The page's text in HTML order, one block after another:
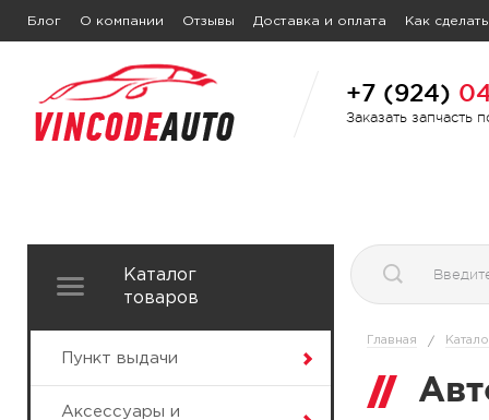
Блог О компании Отзывы Доставка и оплата Как
+7 (924)
Заказать запчасть
Каталог
товаров
Пункт выдачи
Аксессуары и
Главная /